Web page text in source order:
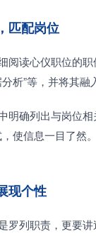
匹配岗位
阅读心仪职位的职
析”等，并将其融
明确列出与岗位
使信息一目了然。
现个性
罗列职责，更要